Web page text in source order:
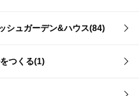
ュガーデン&ハウス(84)
つくる(1)